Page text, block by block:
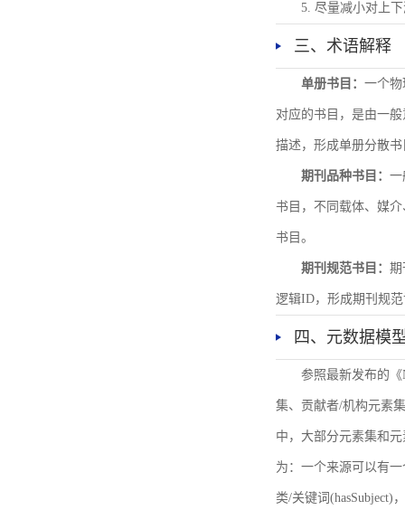
5. 尽量减小对上
三、术语解释
单册书目： 一个
对应的书目，是由一
描述，形成单册分散
期刊品种书目： 一
书目，不同载体、媒
书目。
期刊规范书目： 期
逻辑ID，形成期刊规
四、元数据模
参照最新发布的
集、贡献者/机构元素
中，大部分元素集和
为：一个来源可以有
类/关键词(hasSubject)